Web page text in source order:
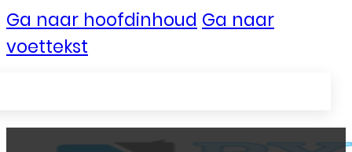
Ga naar hoofdinhoud Ga naar
voettekst